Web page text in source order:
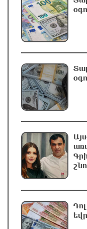
վարչական
ՔՊ
նորերից.
«Եթե չկա
ապա չի
աղքատության աճը».